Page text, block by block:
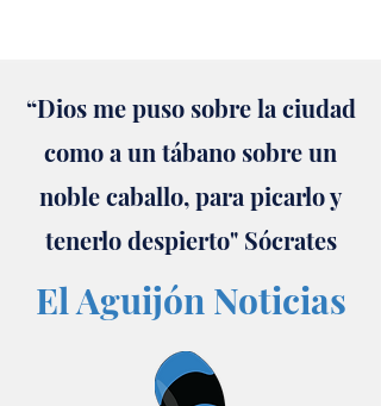
“Dios me puso sobre la ciudad
como a un tábano sobre un
noble caballo, para picarlo y
tenerlo despierto" Sócrates
El Aguijón Noticias